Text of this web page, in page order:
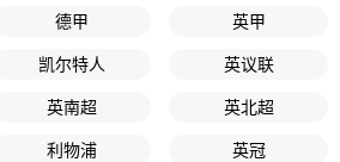
德甲 英甲
凯尔特人 英议联
英南超 英北超
利物浦 英冠